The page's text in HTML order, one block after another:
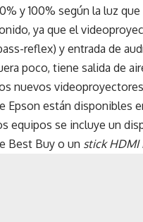
y 100% según la luz
ya que el
reflex) y entrada de
poco, tiene salida de
nuevos
Epson están disponibles
equipos se incluye un
Best Buy o un stick HDMI